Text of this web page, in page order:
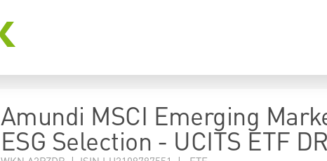
Amundi MSCI Emerging
ESG Selection - UCITS ETF